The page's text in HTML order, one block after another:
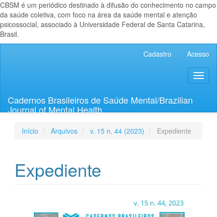
CBSM é um periódico destinado à difusão do conhecimento no campo
da saúde coletiva, com foco na área da saúde mental e atenção
psicossocial, associado à Universidade Federal de Santa Catarina,
Brasil.
Lateral
Cadastro Acesso
Cadernos Brasileiros de Saúde Mental/Brazilian
Journal of Mental Health
Início Arquivos v. 15 n. 44 (2023) Expediente
Expediente